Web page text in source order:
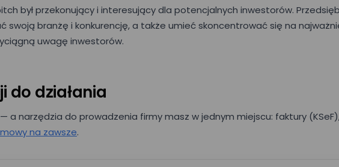
był przekonujący i interesujący dla potencjalnych inwestorów.
swoją branżę i konkurencję, a także umieć skoncentrować się na
uwagę inwestorów.
do działania
a narzędzia do prowadzenia firmy masz w jednym miejscu: faktury
na zawsze.
Umów prezentację